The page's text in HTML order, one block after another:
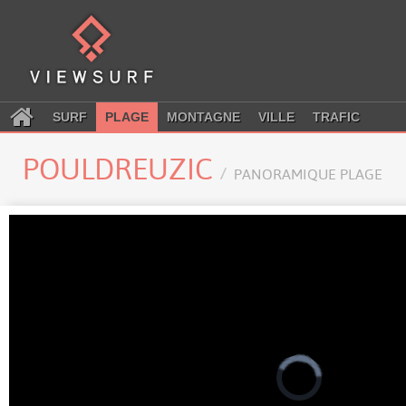
SURF PLAGE MONTAGNE VILLE TRAFIC
POULDREUZIC PANORAMIQUE PLAGE